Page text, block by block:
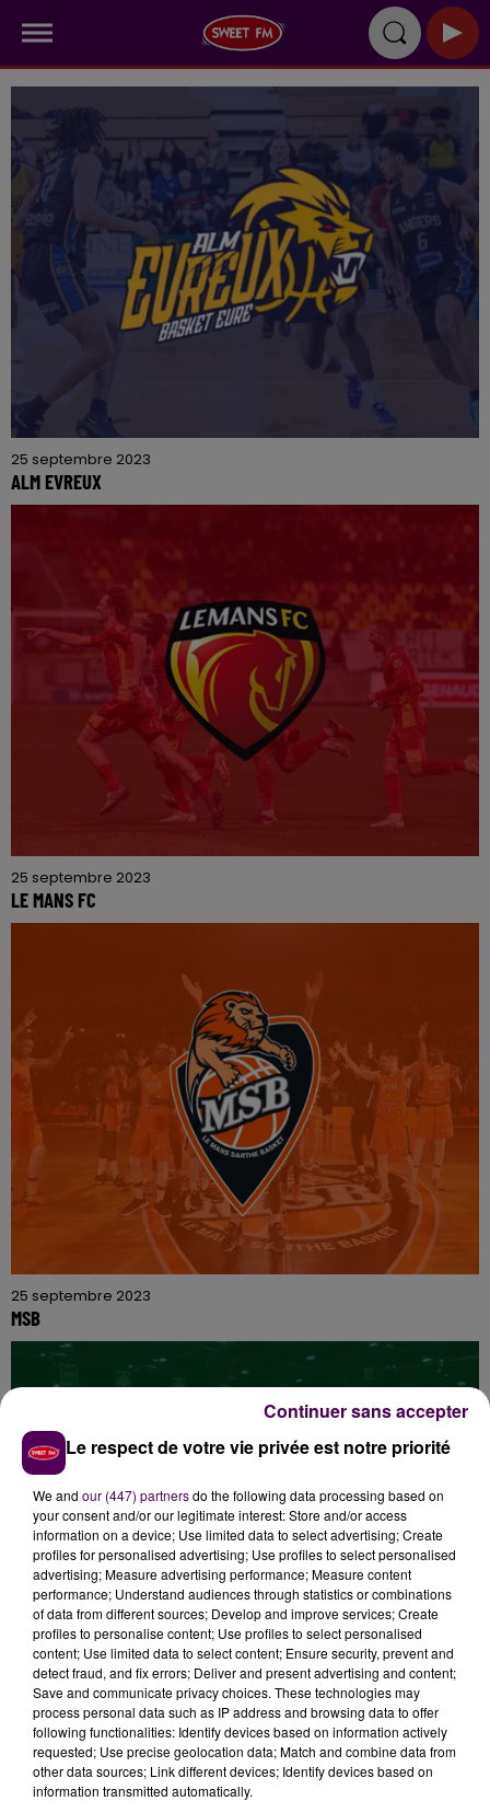
25 septembre 2023
ALM EVREUX
25 septembre 2023
LE MANS FC
25 septembre 2023
MSB
25 septembre 2023
ADA BLOIS
Le respect de votre vie privée est notre priorité
We and our (447) partnersdo the following data processing based on
your consent and/or our legitimate interest: Store and/or access
information on a device; Use limited data to select advertising; Create
profiles for personalised advertising; Use profiles to select personalised
advertising; Measure advertising performance; Measure content
performance; Understand audiences through statistics or combinations
of data from different sources; Develop and improve services; Create
profiles to personalise content; Use profiles to select personalised
content; Use limited data to select content; Ensure security, prevent and
detect fraud, and fix errors; Deliver and present advertising and content;
Save and communicate privacy choices. These technologies may
process personal data such as IP address and browsing data to offer
following functionalities: Identify devices based on information actively
requested; Use precise geolocation data; Match and combine data from
other data sources; Link different devices; Identify devices based on
information transmitted automatically.
Continuer sans accepter